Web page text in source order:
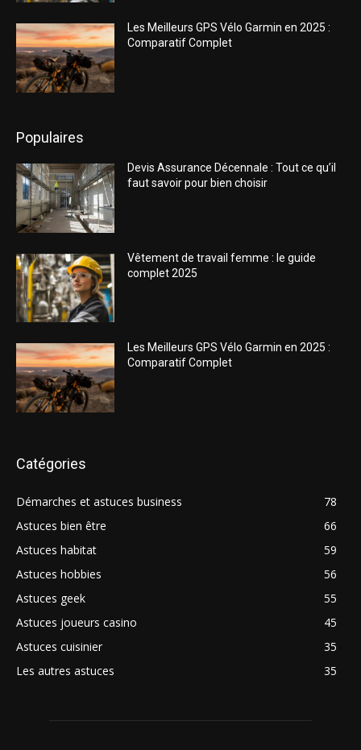
Les Meilleurs GPS Vélo Garmin en 2025 :
Comparatif Complet
Populaires
Devis Assurance Décennale : Tout ce qu’il
faut savoir pour bien choisir
Vêtement de travail femme : le guide
complet 2025
Les Meilleurs GPS Vélo Garmin en 2025 :
Comparatif Complet
Catégories
Démarches et astuces business
78
Astuces bien être
66
Astuces habitat
59
Astuces hobbies
56
Astuces geek
55
Astuces joueurs casino
45
Astuces cuisinier
35
Les autres astuces
35